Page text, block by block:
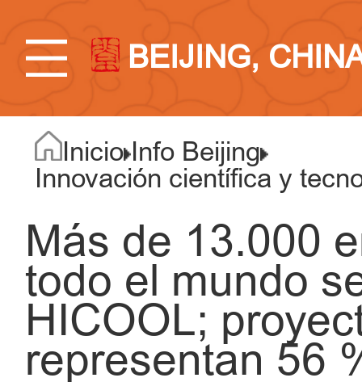
BEIJING,
Inicio Info Beijing
Innovación científica y
Más de 13.000
todo el mundo
HICOOL;
representan 56